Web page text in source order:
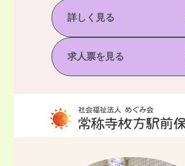
詳しく見る
求人票を見る